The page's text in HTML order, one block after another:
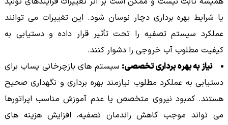
یا شرایط بهره برداری دچار نوسان شود. این تغییرات می توانند
عملکرد سیستم تصفیه را تحت تأثیر قرار داده و دستیابی به
کیفیت مطلوب آب خروجی را دشوار کنند.
نیاز به بهره برداری تخصصی: سیستم های بازچرخانی پساب برای
دستیابی به عملکرد مطلوب نیازمند بهره برداری و نگهداری صحیح
هستند. کمبود نیروی متخصص یا عدم آموزش مناسب اپراتورها
می تواند موجب کاهش راندمان تصفیه، افزایش هزینه های